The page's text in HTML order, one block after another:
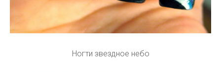
Ногти звездное небо